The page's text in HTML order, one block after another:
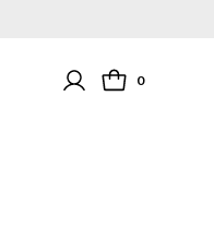
0